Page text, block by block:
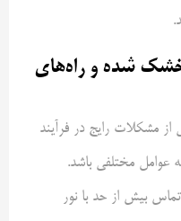
شده و راه‌های
رایج در فرآیند
مختلفی باشد.
بیش از حد با نور